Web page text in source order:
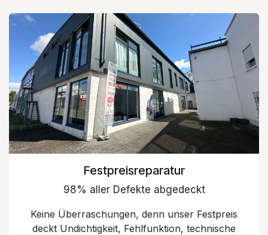
Festpreisreparatur
98% aller Defekte abgedeckt
Keine Überraschungen, denn unser Festpreis
deckt Undichtigkeit, Fehlfunktion, technische